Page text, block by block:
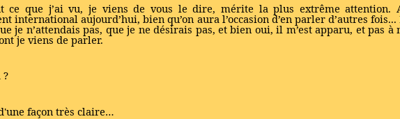
ce que j’ai vu, je viens de vous le dire, mérite la plus extrême attention.
international aujourd’hui, bien qu’on aura l’occasion d’en parler d’autres
je n’attendais pas, que je ne désirais pas, et bien oui, il m’est apparu, et pas à
je viens de parler.
façon très claire…